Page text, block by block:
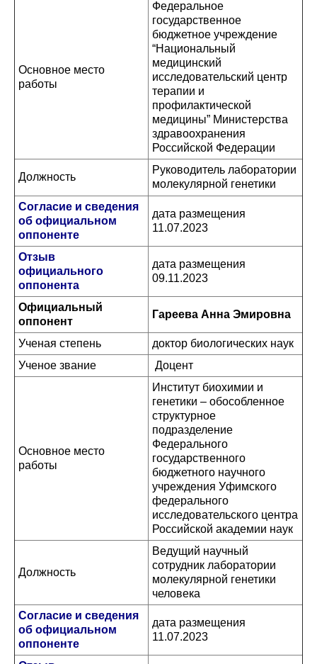
Основное место
работы
Федеральное
государственное
бюджетное учреждение
“Национальный
медицинский
исследовательский центр
терапии и
профилактической
медицины” Министерства
здравоохранения
Российской Федерации
Должность
Руководитель лаборатории
молекулярной генетики
Согласие и сведения
об официальном
оппоненте
дата размещения
11.07.2023
Отзыв
официального
оппонента
дата размещения
09.11.2023
Официальный
оппонент
Гареева Анна Эмировна
Ученая степень
доктор биологических наук
Ученое звание
Доцент
Основное место
работы
Институт биохимии и
генетики – обособленное
структурное
подразделение
Федерального
государственного
бюджетного научного
учреждения Уфимского
федерального
исследовательского центра
Российской академии наук
Должность
Ведущий научный
сотрудник лаборатории
молекулярной генетики
человека
Согласие и сведения
об официальном
оппоненте
дата размещения
11.07.2023